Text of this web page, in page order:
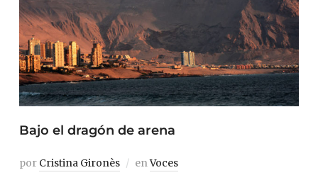
Bajo el dragón de arena
por Cristina Gironès enVoces